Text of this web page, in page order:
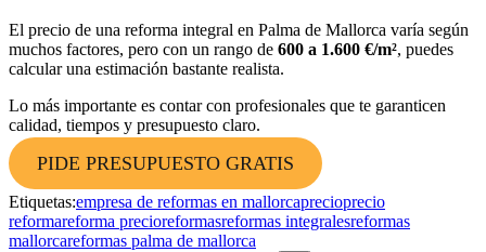
El precio de una reforma integral en Palma de Mallorca varía según
muchos factores, pero con un rango de 600 a 1.600 €/m², puedes
calcular una estimación bastante realista.
Lo más importante es contar con profesionales que te garanticen
calidad, tiempos y presupuesto claro.
PIDE PRESUPUESTO GRATIS
Etiquetas:empresa de reformas en mallorcaprecioprecio
reformareforma precioreformasreformas integralesreformas
mallorcareformas palma de mallorca